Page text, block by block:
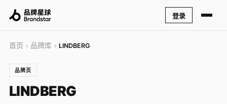
登录
首页 › 品牌库 › LINDBERG
品牌页
LINDBERG